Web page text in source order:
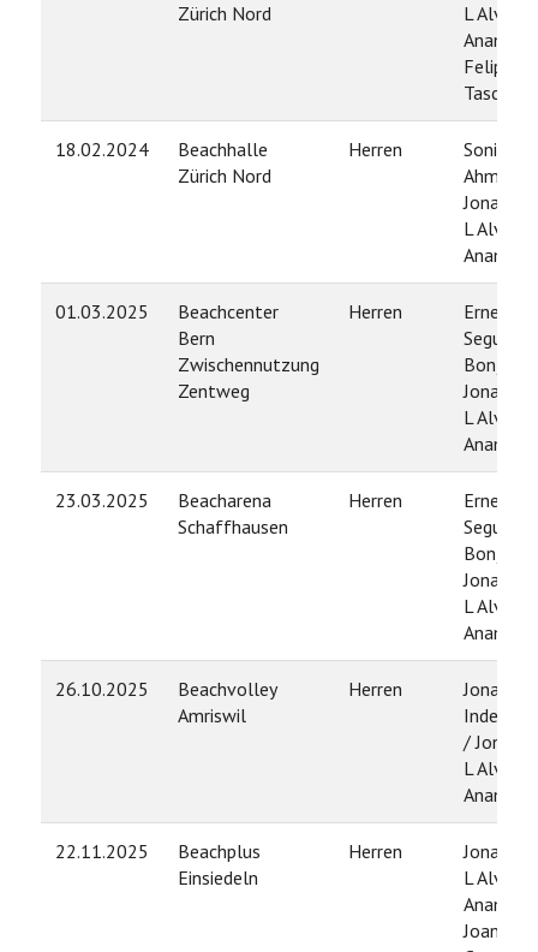
Zürich Nord
L Alvarez
Anampa
Felipe
Tascon
18.02.2024
Beachhalle
Zürich Nord
Herren
Sonil
Ahmadi /
Jonathan
L Alvarez
Anampa
01.03.2025
Beachcenter
Bern
Zwischennutzung
Zentweg
Herren
Ernest
Segura
Bonjorn /
Jonathan
L Alvarez
Anampa
23.03.2025
Beacharena
Schaffhausen
Herren
Ernest
Segura
Bonjorn /
Jonathan
L Alvarez
Anampa
26.10.2025
Beachvolley
Amriswil
Herren
Jonas
/
L Alvarez
Anampa
22.11.2025
Beachplus
Einsiedeln
Herren
Jonathan
L Alvarez
Anampa
Joan